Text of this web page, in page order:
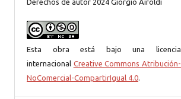
Derechos de autor 2024 Giorgio Airoldi
Esta obra está bajo una licencia
internacional Creative Commons Atribución-
NoComercial-CompartirIgual 4.0.